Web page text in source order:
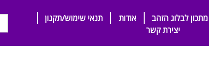
מתכון לבלוג הזהב אודות
תנאי שימוש/תקנון
יצירת קשר